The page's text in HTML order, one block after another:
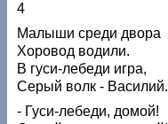
4
Малыши среди двора
Хоровод водили.
В гуси-лебеди игра,
Серый волк - Василий.
- Гуси-лебеди, домой!